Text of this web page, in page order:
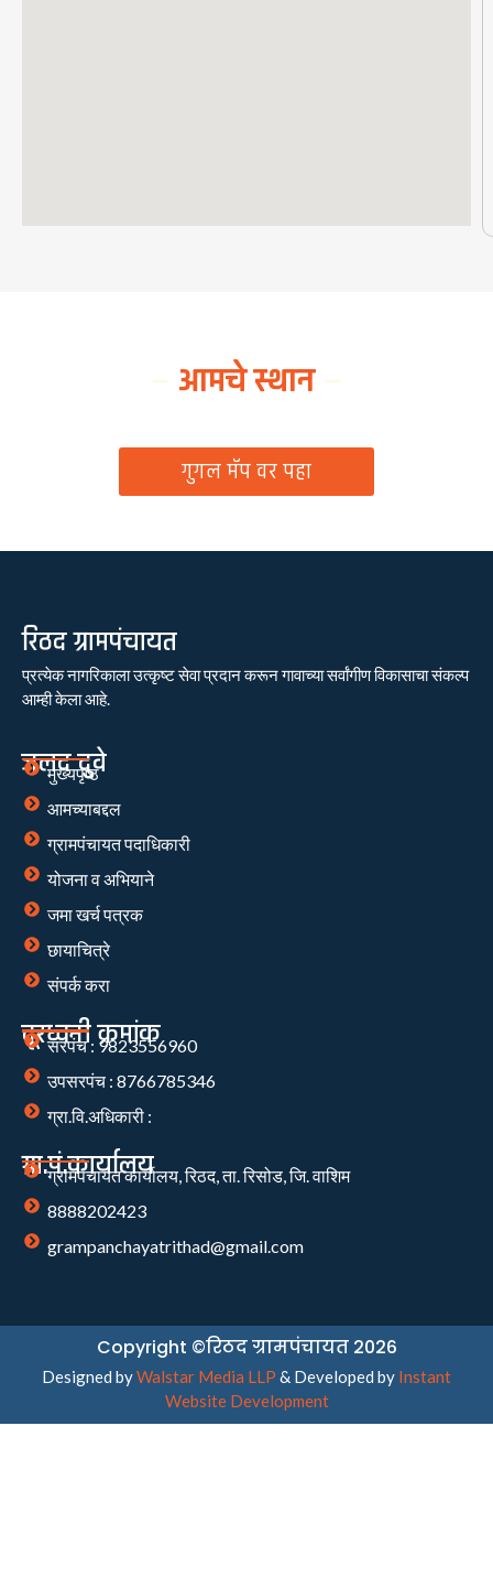
आमचे स्थान
गुगल मॅप वर पहा
रिठद ग्रामपंचायत
प्रत्येक नागरिकाला उत्कृष्ट सेवा प्रदान करून गावाच्या सर्वांगीण विकासाचा संकल्प
आम्ही केला आहे.
जलद दुवे
मुख्यपृष्ठ
आमच्याबद्दल
ग्रामपंचायत पदाधिकारी
योजना व अभियाने
जमा खर्च पत्रक
छायाचित्रे
संपर्क करा
दूरध्वनी क्रमांक
सरपंच : 9823556960
उपसरपंच : 8766785346
ग्रा.वि.अधिकारी :
ग्रा.पं.कार्यालय
ग्रामपंचायत कार्यालय, रिठद, ता. रिसोड, जि. वाशिम
8888202423
grampanchayatrithad@gmail.com
Copyright ©रिठद ग्रामपंचायत 2026
Designed byWalstar Media LLP & Developed by Instant
Website Development